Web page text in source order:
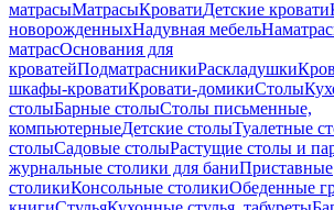
матрасыМатрасыКроватиДетские кровати
новорожденныхНадувная мебель
матрасОснования для
кроватейПодматрасникиРаскладушки
шкафы-кроватиКровати-домикиСтолы
столыБарные столыСтолы письменные,
компьютерныеДетские столыТуалетные
столыСадовые столыРастущие столы и
журнальные столики для баниПриставные
столикиКонсольные столикиОбеденные